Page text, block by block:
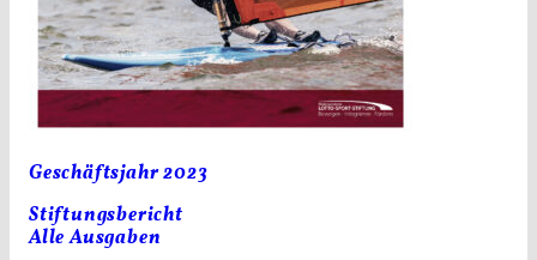
Geschäftsjahr 2023
Stiftungsbericht
Alle Ausgaben